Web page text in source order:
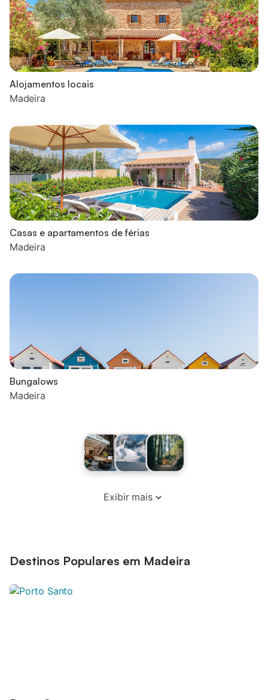
Alojamentos locais
Madeira
Casas e apartamentos de férias
Madeira
Bungalows
Madeira
Exibir mais
Destinos Populares em Madeira